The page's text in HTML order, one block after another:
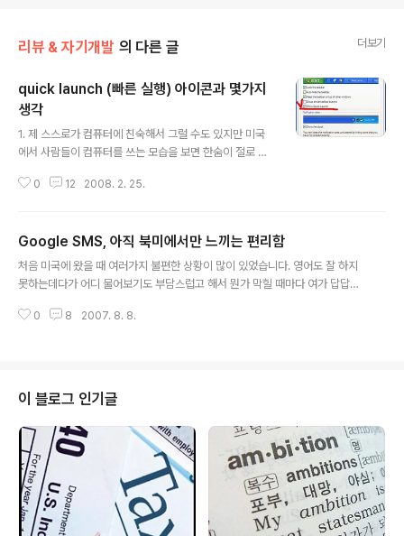
리뷰 & 자기개발 의 다른 글 더보기
quick launch (빠른 실행) 아이콘과 몇가지
생각
1. 제 스스로가 컴퓨터에 친숙해서 그럴 수도 있지만 미국
에서 사람들이 컴퓨터를 쓰는 모습을 보면 한숨이 절로 나
만, 윈도우즈를 비롯해서 사용하는 프로그램에 대한 지식
퓨터를 사용한다는 점이 한국과 크게 다를 바가 없지만 그
사용수준이나 능력은 한국이 압도적으로 높습니다. 파트타
임으로 일하는 회사의 제 보스는 회계사인데, 쌀집 계산기
줍니다.ㅡㅡ; 이분, 입사초기에는 계산기 안 쓴다고 갈구더
0 12 2008. 2. 25.
Google SMS, 아직 북미에서만 느끼는 편리함
처음 미국에 왔을 때 여러가지 불편한 상황이 많이 있었습니다. 영어도 잘 하지
못하는데다가 어디 물어보기도 부담스럽고 해서 뭔가 막힐 때마다 여가 답답하
에 있는 것도 아니었으니까요. 그러다가 구글 SMS를 알게 되었습니다. 구글의
로 알고 있는데 미국에서는 서비스가 시작된 지 2년이 넘었습니다. 제 경우 아
래와 같은 경우에 감사하면서 쓰고 있답니다. 뉴욕시에서 아내를 만나 같이 집
에 오기로 했..
0 8 2007. 8. 8.
이 블로그 인기글